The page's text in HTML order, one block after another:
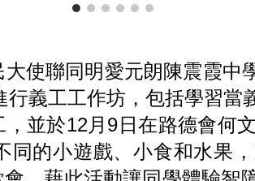
使聯同明愛元朗陳震霞中
義工工作坊，包括學習
並於12月9日在路德會何
的小遊戲、小食和水果